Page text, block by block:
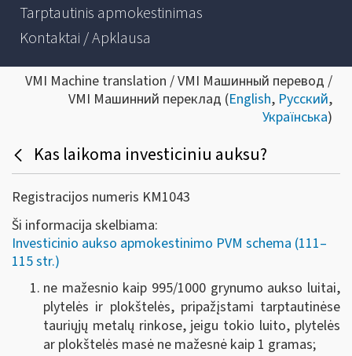
Tarptautinis apmokestinimas
Kontaktai / Apklausa
VMI Machine translation / VMI Машинный перевод /
VMI Машинний переклад (English, Русский,
Українська)
Kas laikoma investiciniu auksu?
Registracijos numeris KM1043
Ši informacija skelbiama:
Investicinio aukso apmokestinimo PVM schema (111–
115 str.)
ne mažesnio kaip 995/1000 grynumo aukso luitai,
plytelės ir plokštelės, pripažįstami tarptautinėse
tauriųjų metalų rinkose, jeigu tokio luito, plytelės
ar plokštelės masė ne mažesnė kaip 1 gramas;